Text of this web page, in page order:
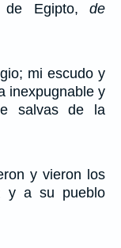
de Egipto, de
mi escudo y
inexpugnable y
salvas de la
y vieron los
y a su pueblo